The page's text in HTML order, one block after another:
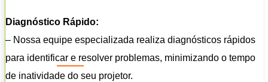
Diagnóstico Rápido:
– Nossa equipe especializada realiza diagnósticos rápidos
para identificar e resolver problemas, minimizando o tempo
de inatividade do seu projetor.